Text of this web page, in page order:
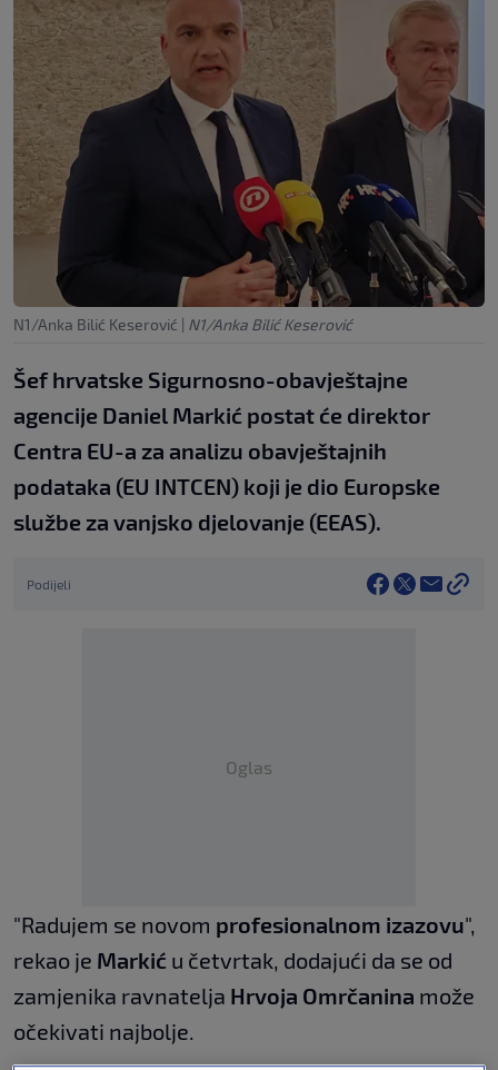
N1/Anka Bilić Keserović | N1/Anka Bilić Keserović
Šef hrvatske Sigurnosno-obavještajne
agencije Daniel Markić postat će direktor
Centra EU-a za analizu obavještajnih
podataka (EU INTCEN) koji je dio Europske
službe za vanjsko djelovanje (EEAS).
Podijeli
Oglas
"Radujem se novom profesionalnom izazovu",
rekao je Markić u četvrtak, dodajući da se od
zamjenika ravnatelja Hrvoja Omrčanina može
očekivati najbolje.